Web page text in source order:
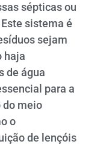
sépticas ou
sistema é
sejam
haja
de água
para a
do meio
o
de lençóis